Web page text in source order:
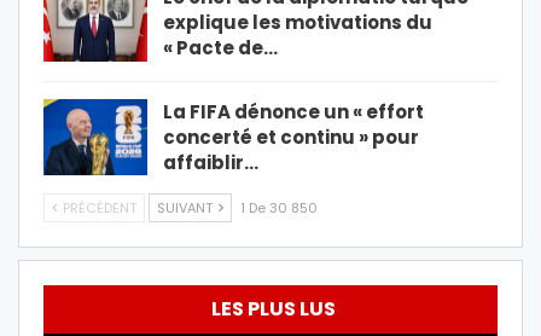
explique les motivations du
« Pacte de…
La FIFA dénonce un « effort
concerté et continu » pour
affaiblir…
PRÉCÉDENT SUIVANT 1 De 30 850
LES PLUS LUS